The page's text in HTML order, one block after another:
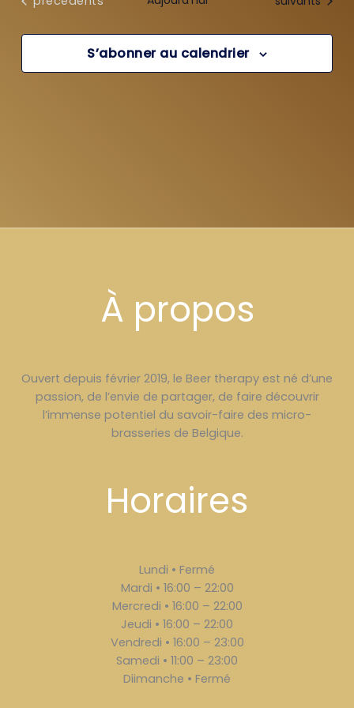
Évènements
date.
S’abonner au calendrier
À propos
Ouvert depuis février 2019, le Beer therapy est né d’une
passion, de l’envie de partager, de faire découvrir
l’immense potentiel du savoir-faire des micro-
brasseries de Belgique.
Horaires
Lundi • Fermé
Mardi • 16:00 – 22:00
Mercredi • 16:00 – 22:00
Jeudi • 16:00 – 22:00
Vendredi • 16:00 – 23:00
Samedi • 11:00 – 23:00
Diimanche • Fermé